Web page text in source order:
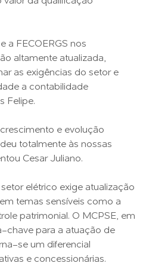
a FECOERGS nos
altamente atualizada,
as exigências do setor e
a contabilidade
Felipe.
e evolução
totalmente às nossas
Cesar Juliano.
elétrico exige atualização
temas sensíveis como a
patrimonial. O MCPSE, em
chave para a atuação de
se um diferencial
e concessionárias.